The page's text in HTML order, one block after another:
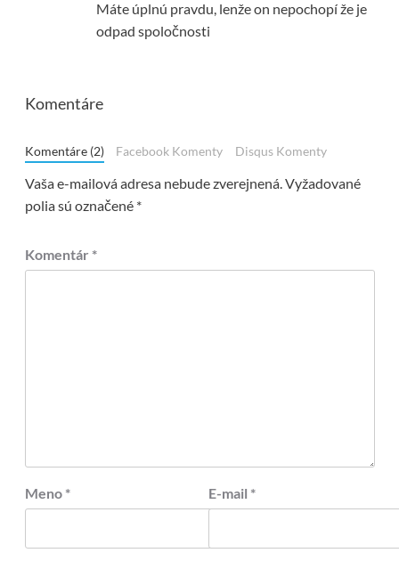
Máte úplnú pravdu, lenže on nepochopí že je
odpad spoločnosti
Komentáre
Komentáre (2) Facebook Komenty Disqus Komenty
Vaša e-mailová adresa nebude zverejnená.Vyžadované
polia sú označené *
Komentár *
Meno * E-mail *